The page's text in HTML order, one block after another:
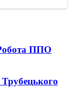
ППО
Трубецького